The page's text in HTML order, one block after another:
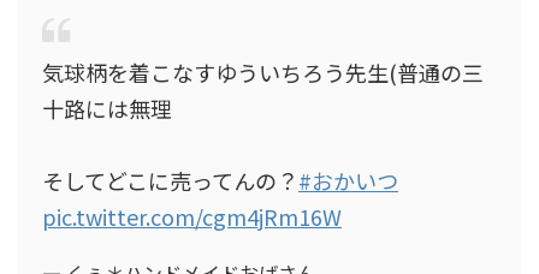
気球柄を着こなすゆういちろう先生(普通の三
十路には無理
そしてどこに売ってんの？#おかいつ
pic.twitter.com/cgm4jRm16W